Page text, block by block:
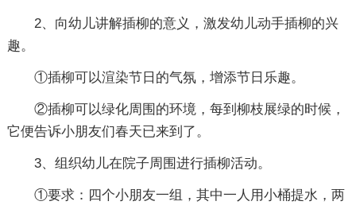
2、向幼儿讲解插柳的意义，激发幼儿动手插柳的兴
趣。
①插柳可以渲染节日的气氛，增添节日乐趣。
②插柳可以绿化周围的环境，每到柳枝展绿的时候，
它便告诉小朋友们春天已来到了。
3、组织幼儿在院子周围进行插柳活动。
①要求：四个小朋友一组，其中一人用小桶提水，两